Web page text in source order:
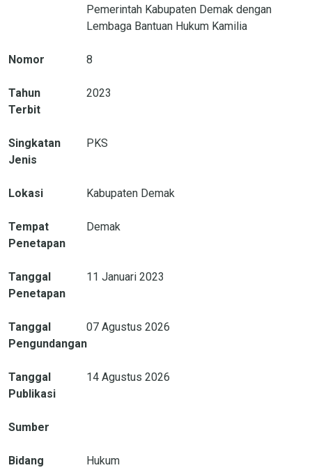
Pemerintah Kabupaten Demak dengan
Lembaga Bantuan Hukum Kamilia
Nomor 8
Tahun
Terbit
2023
Singkatan
Jenis
PKS
Lokasi Kabupaten Demak
Tempat
Penetapan
Demak
Tanggal
Penetapan
11 Januari 2023
Tanggal
Pengundangan
07 Agustus 2026
Tanggal
Publikasi
14 Agustus 2026
Sumber
Bidang
Hukum